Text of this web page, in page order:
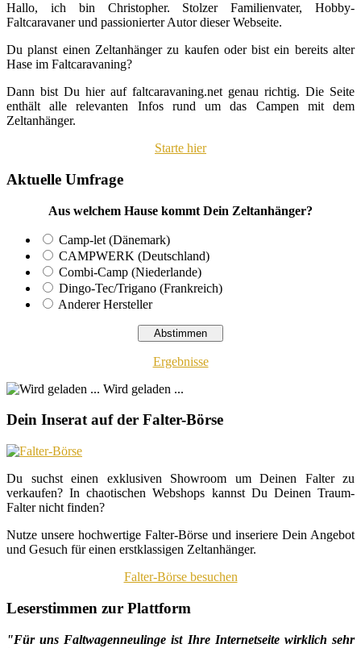
Hallo, ich bin Christopher. Stolzer Familienvater, Hobby-
Faltcaravaner und passionierter Autor dieser Webseite.
Du planst einen Zeltanhänger zu kaufen oder bist ein bereits alter
Hase im Faltcaravaning?
Dann bist Du hier auf faltcaravaning.net genau richtig. Die Seite
enthält alle relevanten Infos rund um das Campen mit dem
Zeltanhänger.
Starte hier
Aktuelle Umfrage
Aus welchem Hause kommt Dein Zeltanhänger?
Camp-let (Dänemark)
CAMPWERK (Deutschland)
Combi-Camp (Niederlande)
Dingo-Tec/Trigano (Frankreich)
Anderer Hersteller
Ergebnisse
Wird geladen ...
Dein Inserat auf der Falter-Börse
Du suchst einen exklusiven Showroom um Deinen Falter zu
verkaufen? In chaotischen Webshops kannst Du Deinen Traum-
Falter nicht finden?
Nutze unsere hochwertige Falter-Börse und inseriere Dein Angebot
und Gesuch für einen erstklassigen Zeltanhänger.
Falter-Börse besuchen
Leserstimmen zur Plattform
"Für uns Faltwagenneulinge ist Ihre Internetseite wirklich sehr